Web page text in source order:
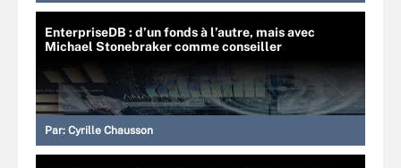
EnterpriseDB : d’un fonds à l’autre, mais avec
Michael Stonebraker comme conseiller
Par: Cyrille Chausson